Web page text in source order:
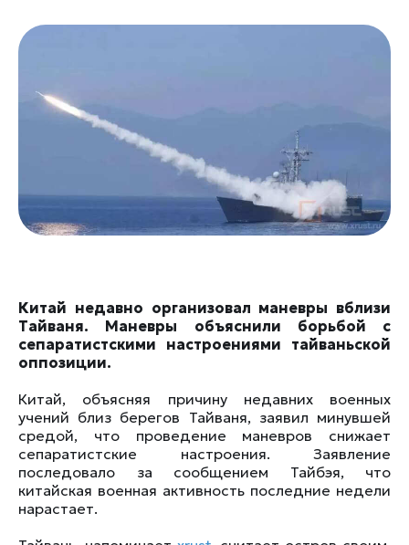
Китай недавно организовал маневры вблизи
Тайваня. Маневры объяснили борьбой с
сепаратистскими настроениями тайваньской
оппозиции.
Китай, объясняя причину недавних военных
учений близ берегов Тайваня, заявил минувшей
средой, что проведение маневров снижает
сепаратистские настроения. Заявление
последовало за сообщением Тайбэя, что
китайская военная активность последние недели
нарастает.